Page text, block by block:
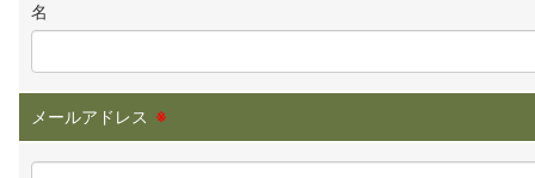
名
メールアドレス ※